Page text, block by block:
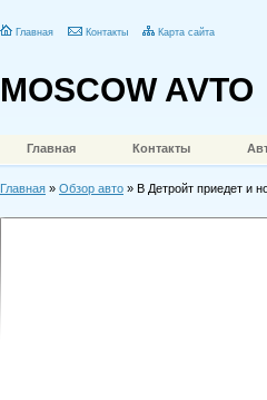
Главная Контакты Карта сайта
MOSCOW AVTO
Главная Контакты
Главная » Обзор авто » В Детройт приедет и